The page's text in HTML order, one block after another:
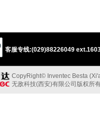
furred
辨析
同义:
客服专线:(029)88226049
CopyRight© Inventec Besta
无敌科技(西安)有限公司版权所